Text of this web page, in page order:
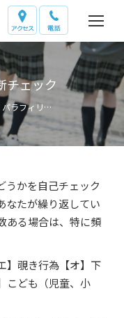
チェック
パラフィリ…
うかを自己チェック
なたが繰り返してい
ある場合は、特に頻
】覗き行為【オ】下
こども（児童、小